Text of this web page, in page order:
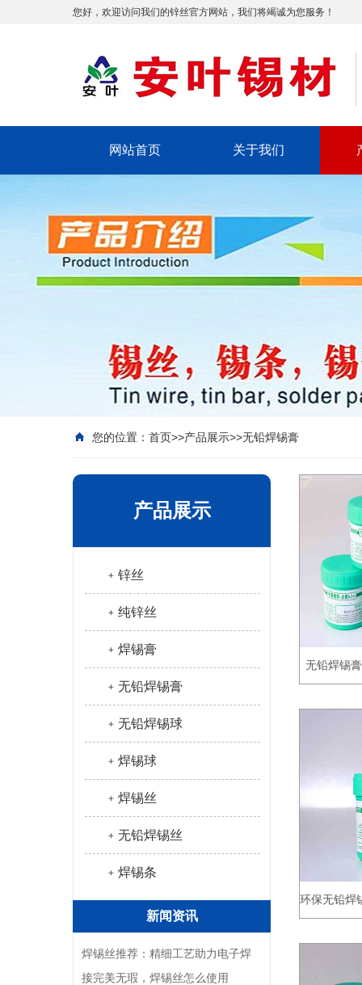
您好，欢迎访问我们的锌丝官方网站，我们将竭诚为您服务！
网站首页 关于我们
您的位置： 首页>>产品展示>>无铅焊锡膏
产品展示
﹢锌丝
﹢纯锌丝
﹢焊锡膏
﹢无铅焊锡膏
﹢无铅焊锡球
﹢焊锡球
﹢焊锡丝
﹢无铅焊锡丝
﹢焊锡条
新闻资讯
焊锡丝推荐：精细工艺助力电子焊
接完美无瑕，焊锡丝怎么使用
无铅焊锡
环保无铅焊